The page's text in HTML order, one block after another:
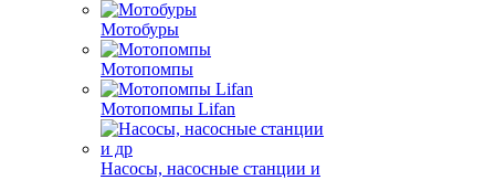
Мотобуры
Мотопомпы
Мотопомпы Lifan
Насосы, насосные станции и